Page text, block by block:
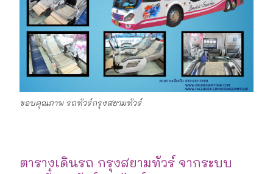
ขอบคุณภาพ รถทัวร์กรุงสยามทัวร์
ตารางเดินรถ กรุงสยามทัวร์ จากระบบ